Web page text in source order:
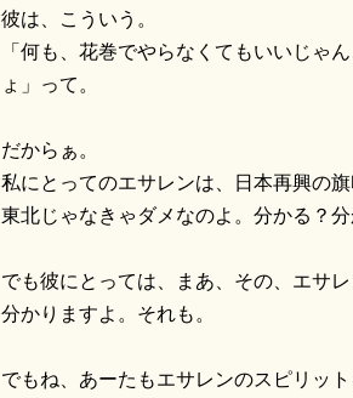
彼は、こういう。
「何も、花巻でやらなくてもいいじゃ
ょ」って。
だからぁ。
私にとってのエサレンは、日本再興の旗
東北じゃなきゃダメなのよ。分かる？分
でも彼にとっては、まあ、その、エサ
分かりますよ。それも。
でもね、あーたもエサレンのスピリッ